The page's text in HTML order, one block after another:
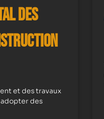
des
et des travaux
des